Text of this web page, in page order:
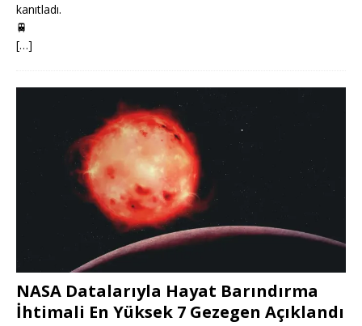
kanıtladı.
🚆
[…]
NASA Datalarıyla Hayat Barındırma
İhtimali En Yüksek 7 Gezegen Açıklandı